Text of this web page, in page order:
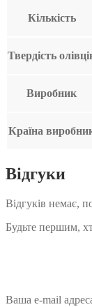
Кількість
Твердість
Виробник
Країна
Відгуки
Відгуків немає,
Будьте першим,
Ваша e-mail